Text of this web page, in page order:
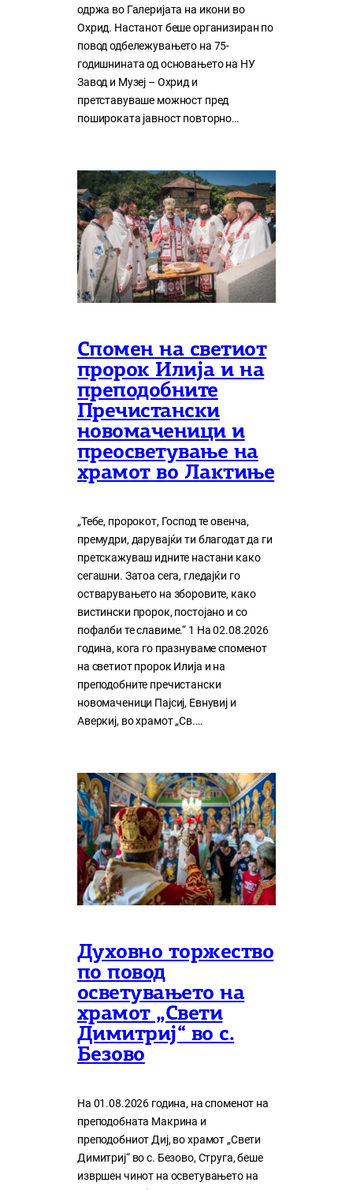
одржа во Галеријата на икони во
Охрид. Настанот беше организиран по
повод одбележувањето на 75-
годишнината од основањето на НУ
Завод и Музеј – Охрид и
претставуваше можност пред
пошироката јавност повторно…
Спомен на светиот
пророк Илија и на
преподобните
Пречистански
новомаченици и
преосветување на
храмот во Лактиње
„Тебе, пророкот, Господ те овенча,
премудри, дарувајќи ти благодат да ги
претскажуваш идните настани како
сегашни. Затоа сега, гледајќи го
остварувањето на зборовите, како
вистински пророк, постојано и со
пофалби те славиме.“ 1 На 02.08.2026
година, кога го празнуваме споменот
на светиот пророк Илија и на
преподобните пречистански
новомаченици Пајсиј, Евнувиј и
Аверкиј, во храмот „Св.…
Духовно торжество
по повод
осветувањето на
храмот „Свети
Димитриј“ во с.
Безово
На 01.08.2026 година, на споменот на
преподобната Макрина и
преподобниот Диј, во храмот „Свети
Димитриј“ во с. Безово, Струга, беше
извршен чинот на осветувањето на